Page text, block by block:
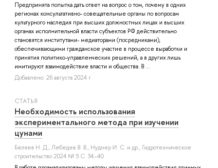
Предпринята попытка дать ответ на вопрос о том, почему в одних
регионах консультативно- совещательные органы по вопросам
культурного наследия при высших должностных лицах и высших
органах исполнительной власти субъектов РФ действительно
становятся институтами- медиаторами (посредниками),
обеспечивающими гражданское участие в процессе выработки и
принятия политико-управленческих решений, а в других лишь
имитируют взаимодействие власти и общества. В ...
Добавлено: 26 августа 2024 г.
СТАТЬЯ
Необходимость использования
экспериментального метода при изучении
цунами
Беляев Н. Д., Лебедев В. В., Нуднер И. С. и др., Гидротехническое
строительство 2024 № 5 С. 34–40